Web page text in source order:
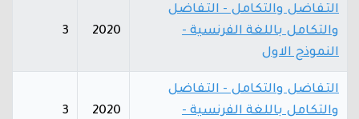
التفاضل والتكامل - التفاضل
والتكامل باللغة الفرنسية -
النموذج الاول
2020
3
التفاضل والتكامل - التفاضل
والتكامل باللغة الفرنسية -
2020
3